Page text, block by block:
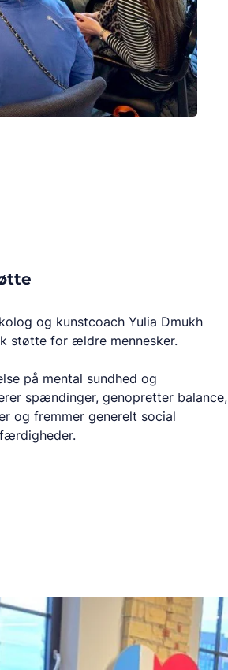
og kunstcoach Yulia Dmukh
støtte for ældre mennesker.
på mental sundhed og
spændinger, genopretter balance,
og fremmer generelt social